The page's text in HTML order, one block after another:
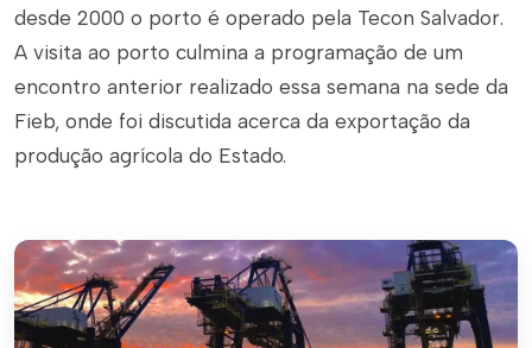
desde 2000 o porto é operado pela Tecon Salvador.
A visita ao porto culmina a programação de um
encontro anterior realizado essa semana na sede da
Fieb, onde foi discutida acerca da exportação da
produção agrícola do Estado.